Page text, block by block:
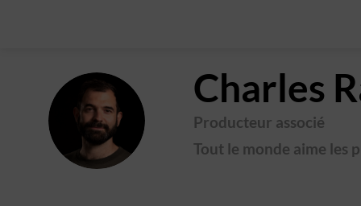
CR
Charles
Producteur associé
Tout le monde aime les